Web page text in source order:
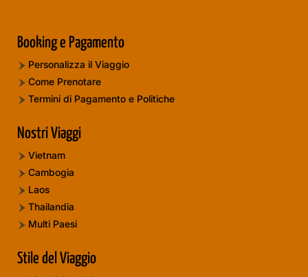
Booking e Pagamento
Personalizza il Viaggio
Come Prenotare
Termini di Pagamento e Politiche
Nostri Viaggi
Vietnam
Cambogia
Laos
Thailandia
Multi Paesi
Stile del Viaggio